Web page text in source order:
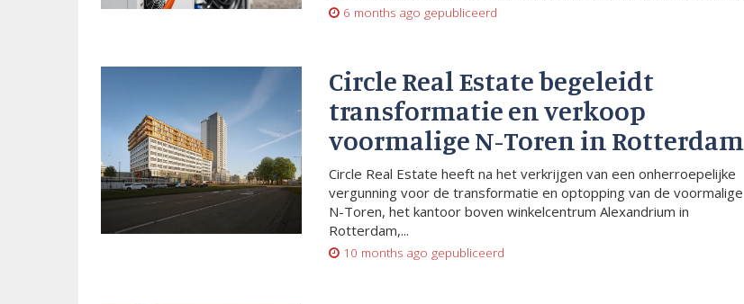
6 months ago gepubliceerd
Circle Real Estate begeleidt
transformatie en verkoop
voormalige N-Toren in Rotterdam
Circle Real Estate heeft na het verkrijgen van een onherroepelijke
vergunning voor de transformatie en optopping van de voormalige
N-Toren, het kantoor boven winkelcentrum Alexandrium in
Rotterdam,...
10 months ago gepubliceerd